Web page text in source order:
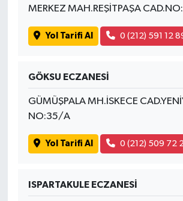
MERKEZ MAH.REŞİTPAŞA
Yol Tarifi Al 0 (212) 591 12
GÖKSU ECZANESİ
GÜMÜŞPALA MH.İSKECE
NO:35/A
Yol Tarifi Al 0 (212) 509 72
ISPARTAKULE ECZANESİ